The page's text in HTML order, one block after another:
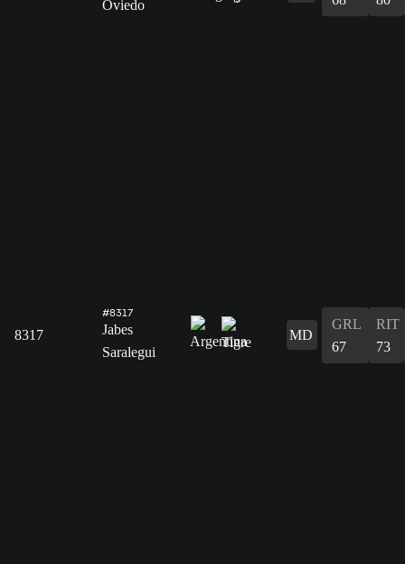
Oviedo
8317
#8317
Jabes
Saralegui
MD
GRL
67
RIT
73